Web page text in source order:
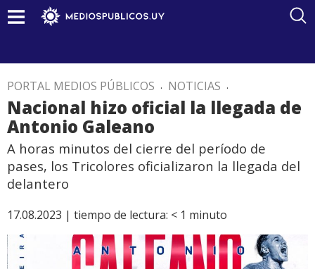
PORTAL MEDIOS PÚBLICOS . NOTICIAS .
Nacional hizo oficial la llegada de
Antonio Galeano
A horas minutos del cierre del período de
pases, los Tricolores oficializaron la llegada del
delantero
17.08.2023 | tiempo de lectura: < 1 minuto